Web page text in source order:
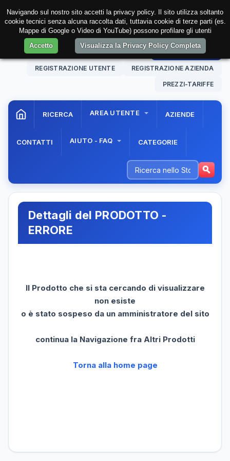
09 Aug. 202618:44:07 AREA RISERVATA
REGISTRAZIONE UTENTE REGISTRAZIONE AZIENDA
PREZZI-TARIFFE
RICERCA AREA UTENTE AZIENDE
CONTATTI AIUTO - FAQ CATEGORIE
Dettagli del PRODOTTO -
ERRORE
Il Prodotto che si sta cercando di visualizzare
non esiste
o è stato sospeso da un amministratore del sito
continua la Navigazione fra Altri Prodotti
Torna alla home page
Navigando sul nostro sito accetti la privacy policy. Il sito utilizza soltanto
cookie tecnici senza alcuna raccolta dati, tuttavia cookie di terze parti (es.
Mappe di Google o Video di YouTube) possono profilare gli utenti
Accetto
Visualizza la Privacy Policy Completa